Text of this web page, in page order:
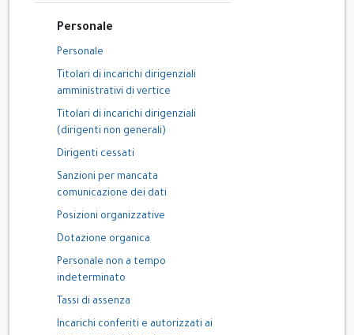
Personale
Personale
Titolari di incarichi dirigenziali
amministrativi di vertice
Titolari di incarichi dirigenziali
(dirigenti non generali)
Dirigenti cessati
Sanzioni per mancata
comunicazione dei dati
Posizioni organizzative
Dotazione organica
Personale non a tempo
indeterminato
Tassi di assenza
Incarichi conferiti e autorizzati ai